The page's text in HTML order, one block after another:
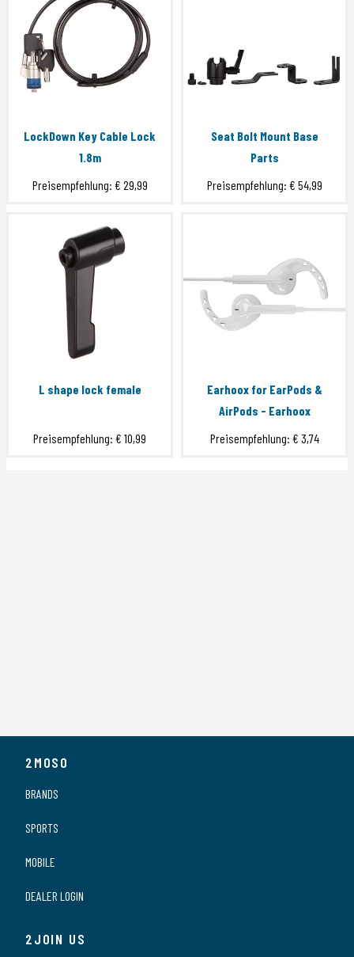
LockDown Key Cable Lock
1.8m
Preisempfehlung: € 29,99
Seat Bolt Mount Base
Parts
Preisempfehlung: € 54,99
L shape lock female
Preisempfehlung: € 10,99
Earhoox for EarPods &
AirPods - Earhoox
Preisempfehlung: € 3,74
2MOSO
BRANDS
SPORTS
MOBILE
DEALER LOGIN
2JOIN US